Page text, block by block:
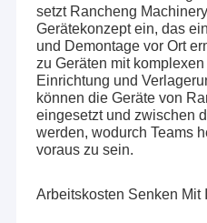
setzt Rancheng
Gerätekonzept ein, das
und Demontage vor Ort
zu Geräten mit
Einrichtung und
können die Geräte von
eingesetzt und zwischen
werden, wodurch Teams
voraus zu sein.
Arbeitskosten Senken Mit